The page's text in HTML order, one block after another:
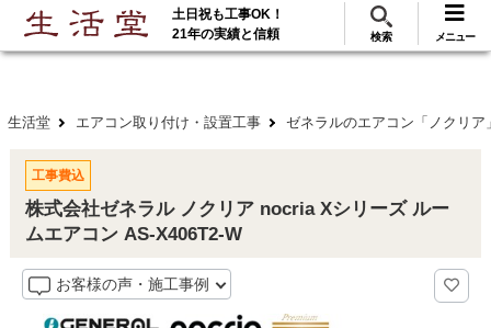
ご利用 288万･工事実績117万件! 無料見積
土日祝も工事OK！
21年の実績と信頼
検索 メニュー
生活堂 エアコン取り付け・設置工事 ゼネラルのエアコン「ノクリア
工事費込
株式会社ゼネラル ノクリア nocria Xシリーズ ルー
ムエアコン AS-X406T2-W
お客様の声・施工事例